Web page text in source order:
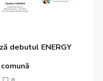
debutul ENERGY